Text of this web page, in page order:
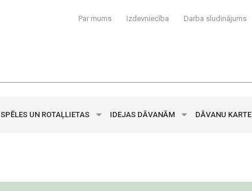
Par mums Izdevniecība Darba sludinājums
SPĒLES UN ROTAĻLIETAS IDEJAS DĀVANĀM DĀVANU KARTE